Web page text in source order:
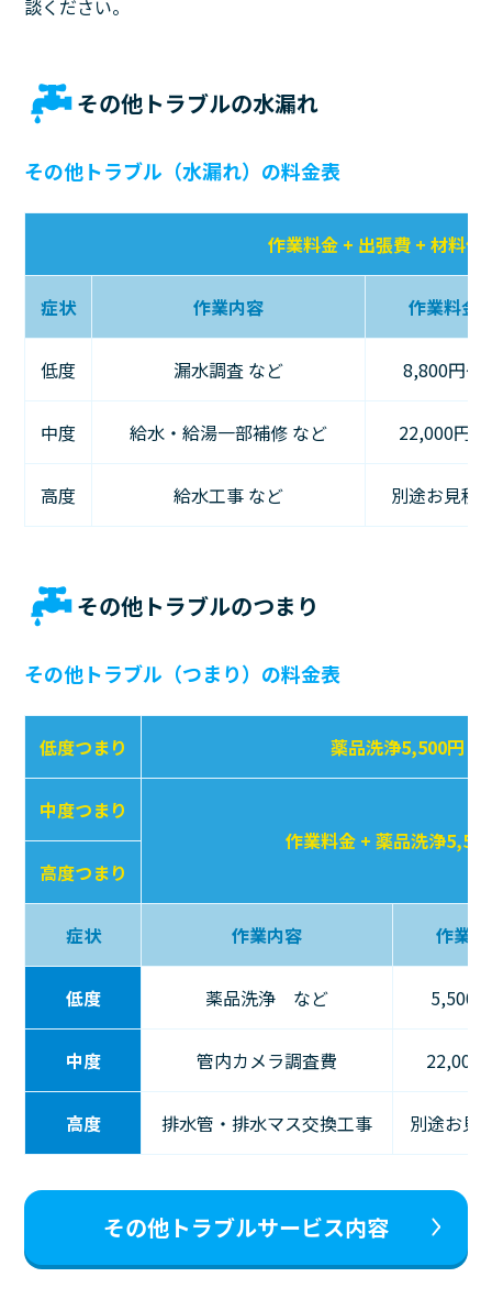
談ください。
その他トラブルの水漏れ
その他トラブル（水漏れ）の料金表
作業料金 + 出張費 + 材料代
症状 作業内容 作業料金
低度 漏水調査 など 8,800円〜
中度 給水・給湯一部補修 など 22,000円〜
高度 給水工事 など 別途お見積
その他トラブルのつまり
その他トラブル（つまり）の料金表
低度つまり 薬品洗浄5,500円 +
中度つまり
作業料金 + 薬品洗浄
高度つまり
症状 作業内容 作業
低度 薬品洗浄 など 5,500
中度 管内カメラ調査費 22,000
高度 排水管・排水マス交換工事 別途お見
その他トラブルサービス内容